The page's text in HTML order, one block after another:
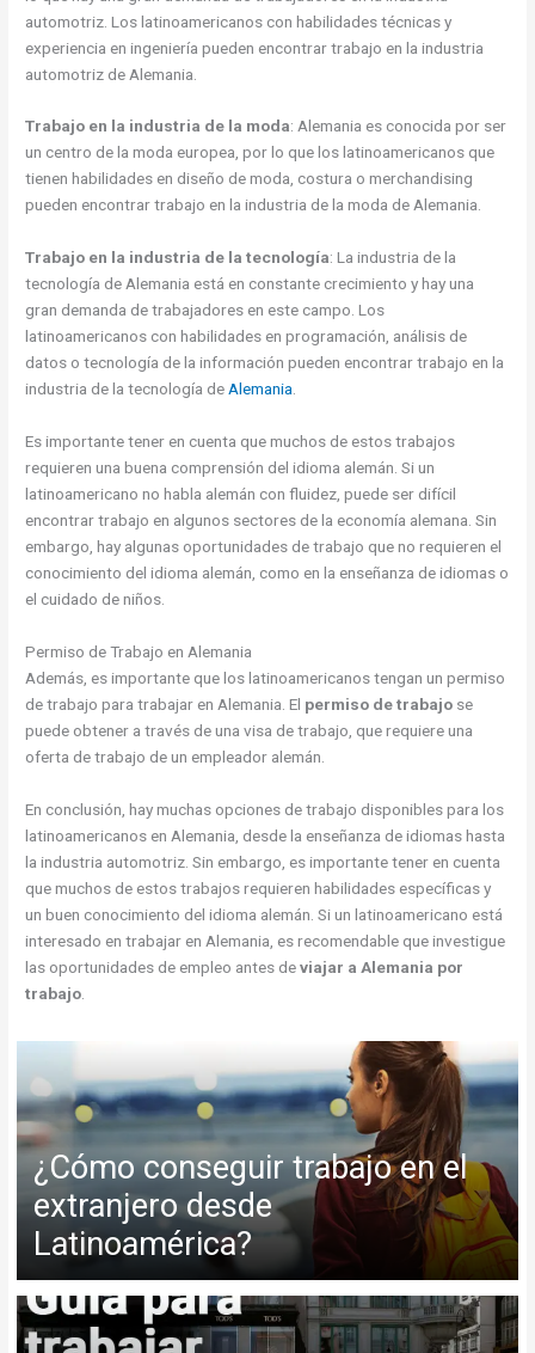
automotriz. Los latinoamericanos con habilidades técnicas y
experiencia en ingeniería pueden encontrar trabajo en la industria
automotriz de Alemania.
Trabajo en la industria de la moda: Alemania es conocida por ser
un centro de la moda europea, por lo que los latinoamericanos que
tienen habilidades en diseño de moda, costura o merchandising
pueden encontrar trabajo en la industria de la moda de Alemania.
Trabajo en la industria de la tecnología: La industria de la
tecnología de Alemania está en constante crecimiento y hay una
gran demanda de trabajadores en este campo. Los
latinoamericanos con habilidades en programación, análisis de
datos o tecnología de la información pueden encontrar trabajo en la
industria de la tecnología deAlemania.
Es importante tener en cuenta que muchos de estos trabajos
requieren una buena comprensión del idioma alemán. Si un
latinoamericano no habla alemán con fluidez, puede ser difícil
encontrar trabajo en algunos sectores de la economía alemana. Sin
embargo, hay algunas oportunidades de trabajo que no requieren el
conocimiento del idioma alemán, como en la enseñanza de idiomas o
el cuidado de niños.
Permiso de Trabajo en Alemania
Además, es importante que los latinoamericanos tengan un permiso
de trabajo para trabajar en Alemania. El permiso de trabajo se
puede obtener a través de una visa de trabajo, que requiere una
oferta de trabajo de un empleador alemán.
En conclusión, hay muchas opciones de trabajo disponibles para los
latinoamericanos en Alemania, desde la enseñanza de idiomas hasta
la industria automotriz. Sin embargo, es importante tener en cuenta
que muchos de estos trabajos requieren habilidades específicas y
un buen conocimiento del idioma alemán. Si un latinoamericano está
interesado en trabajar en Alemania, es recomendable que investigue
las oportunidades de empleo antes deviajar a Alemania por
trabajo
¿Cómo conseguir trabajo en el
extranjero desde
Latinoamérica?